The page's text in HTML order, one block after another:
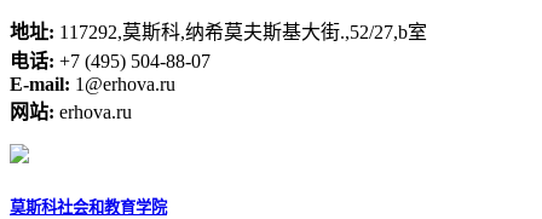
地址: 117292,莫斯科,纳希莫夫斯基大街.,52/27,b室
电话: +7 (495) 504-88-07
E-mail: 1@erhova.ru
网站: erhova.ru
莫斯科社会和教育学院